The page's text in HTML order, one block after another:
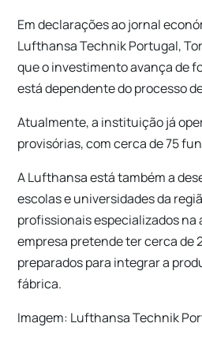
Em declarações ao jornal
Lufthansa Technik Portugal,
que o investimento avança de
está dependente do processo
Atualmente, a instituição já
provisórias, com cerca de 75
A Lufthansa está também a
escolas e universidades da
profissionais especializados na
empresa pretende ter cerca de
preparados para integrar a
fábrica.
Imagem: Lufthansa Technik